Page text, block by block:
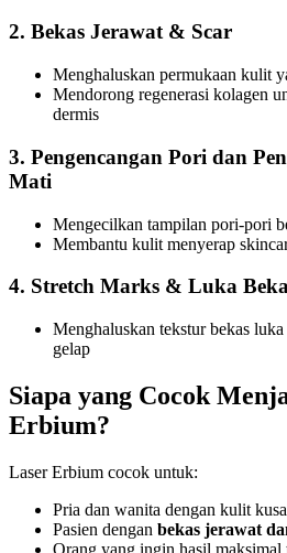
2. Bekas Jerawat & Scar
Menghaluskan permukaan kulit
Mendorong regenerasi kolagen
dermis
3. Pengencangan Pori dan
Mati
Mengecilkan tampilan pori-pori
Membantu kulit menyerap
4. Stretch Marks & Luka
Menghaluskan tekstur bekas
gelap
Siapa yang Cocok
Erbium?
Laser Erbium cocok untuk:
Pria dan wanita dengan kulit
Pasien dengan bekas jerawat
Orang yang ingin hasil